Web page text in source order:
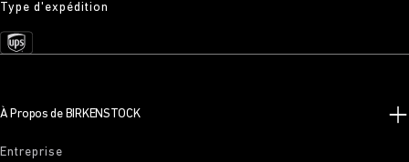
Type d'expédition
À Propos de BIRKENSTOCK
Entreprise